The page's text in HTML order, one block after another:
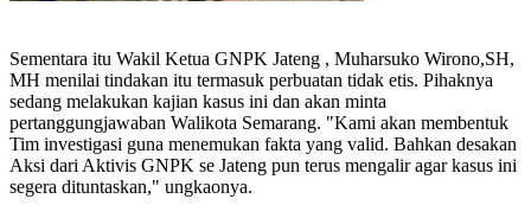
Sementara itu Wakil Ketua GNPK Jateng , Muharsuko Wirono,SH,
MH menilai tindakan itu termasuk perbuatan tidak etis. Pihaknya
sedang melakukan kajian kasus ini dan akan minta
pertanggungjawaban Walikota Semarang. "Kami akan membentuk
Tim investigasi guna menemukan fakta yang valid. Bahkan desakan
Aksi dari Aktivis GNPK se Jateng pun terus mengalir agar kasus ini
segera dituntaskan," ungkaonya.